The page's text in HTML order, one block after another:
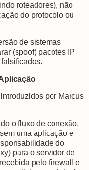
roteadores), não
do protocolo ou
de sistemas
(spoof) pacotes IP
por Marcus
o fluxo de conexão,
uma aplicação e
do
para o servidor de
pelo firewall e